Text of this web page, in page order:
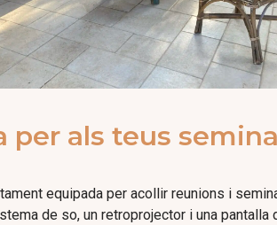
per als teus
equipada per acollir reunions i
de so, un retroprojector i una